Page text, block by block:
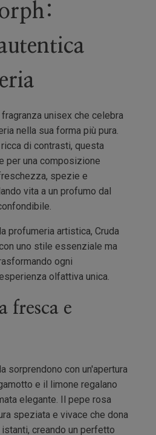
unisex che celebra
nella sua forma più pura.
di contrasti, questa
per una composizione
spezie e
vita a un profumo dal
profumeria artistica, Cruda
uno stile essenziale ma
ogni
olfattiva unica.
fresca e
sorprendono con un'apertura
e il limone regalano
elegante. Il pepe rosa
speziata e vivace che dona
creando un perfetto